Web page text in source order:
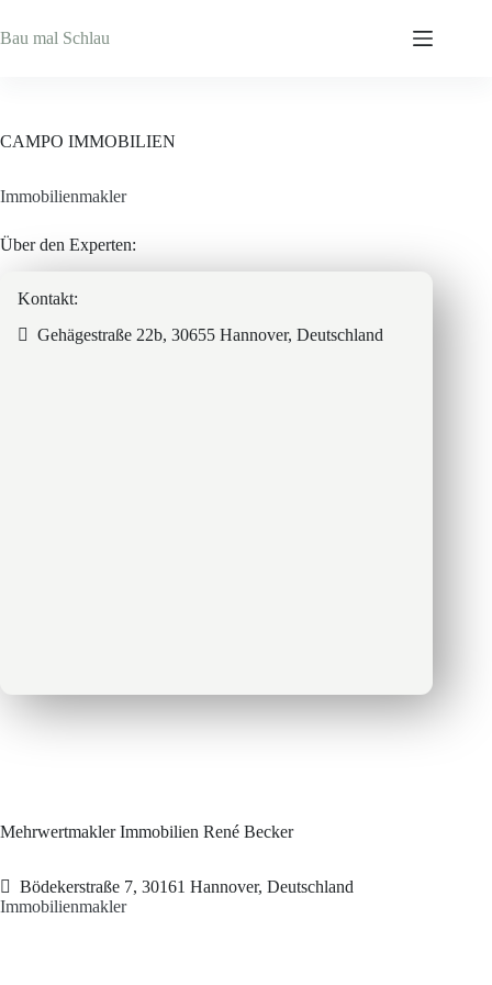
Inhalt
springen
Bau mal Schlau
CAMPO IMMOBILIEN
Immobilienmakler
Über den Experten:
Kontakt:
Gehägestraße 22b, 30655 Hannover, Deutschland
Mehrwertmakler Immobilien René Becker
Bödekerstraße 7, 30161 Hannover, Deutschland
Immobilienmakler